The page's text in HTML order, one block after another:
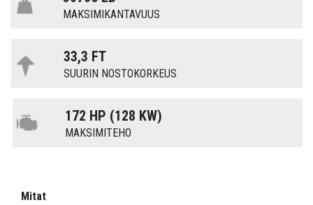
MAKSIMIKANTAVUUS
33,3 FT
SUURIN NOSTOKORKEUS
172 HP (128 KW)
MAKSIMITEHO
Mitat